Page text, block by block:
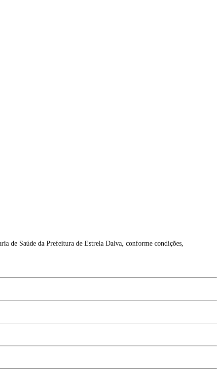
de Saúde da Prefeitura de Estrela Dalva, conforme condições,